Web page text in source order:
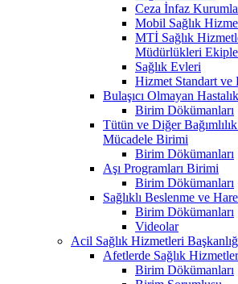
Ceza İnfaz
Mobil Sağlık
MTİ Sağlık
Müdürlükleri
Sağlık Evleri
Hizmet Standart ve
Bulaşıcı Olmayan
Birim Dökümanları
Tütün ve Diğer
Mücadele Birimi
Birim Dökümanları
Aşı Programları Birimi
Birim Dökümanları
Sağlıklı Beslenme ve
Birim Dökümanları
Videolar
Acil Sağlık Hizmetleri
Afetlerde Sağlık
Birim Dökümanları